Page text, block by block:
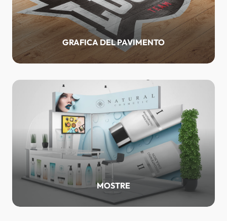
GRAFICA DEL PAVIMENTO
MOSTRE